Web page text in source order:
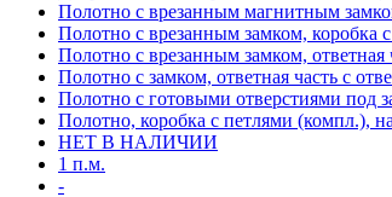
Полотно с врезанным магнитным
Полотно с врезанным замком,
Полотно с врезанным замком,
Полотно с замком, ответная часть с
Полотно с готовыми отверстиями под
Полотно, коробка с петлями (компл.),
НЕТ В НАЛИЧИИ
1 п.м.
-